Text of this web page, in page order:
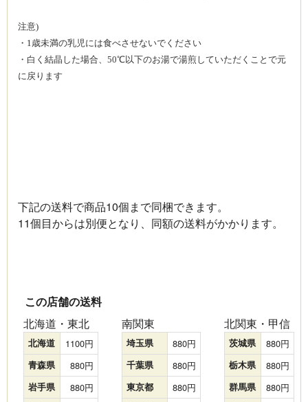
注意)
・1歳未満の乳児には食べさせないでください
・白く結晶した場合、50℃以下のお湯で湯煎していただくことで元
に戻ります
下記の送料で商品10個まで同梱できます。
11個目からは別便となり、同額の送料がかかります。
この店舗の送料
北海道・東北
北海道 1100
青森県 880
岩手県 880
南関東
埼玉県 880
千葉県 880
東京都 880
北関東・甲信
茨城県 880
栃木県 880
群馬県 880